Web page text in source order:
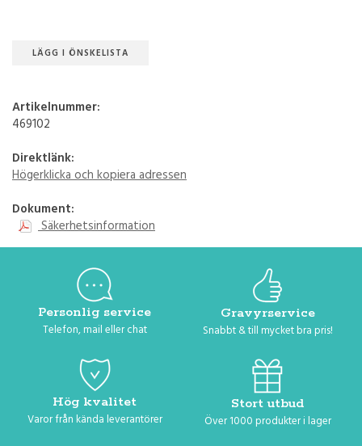
LÄGG I ÖNSKELISTA
Artikelnummer:
469102
Direktlänk:
Högerklicka och kopiera adressen
Dokument:
Säkerhetsinformation
Personlig service
Telefon, mail eller chat
Gravyrservice
Snabbt & till mycket bra pris!
Hög kvalitet
Varor från kända leverantörer
Stort utbud
Över 1000 produkter i lager